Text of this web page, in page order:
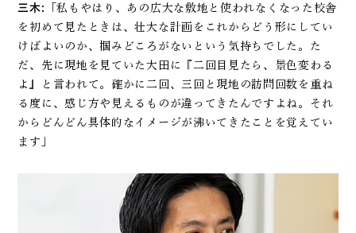
三木: 「私もやはり、あの広大な敷地と使われなくなった校舎
を初めて見たときは、壮大な計画をこれからどう形にしてい
けばよいのか、掴みどころがないという気持ちでした。た
だ、先に現地を見ていた大田に『二回目見たら、景色変わる
よ』と言われて。確かに二回、三回と現地の訪問回数を重ね
る度に、感じ方や見えるものが違ってきたんですよね。それ
からどんどん具体的なイメージが沸いてきたことを覚えてい
ます」